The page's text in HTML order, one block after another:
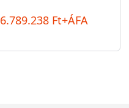
6.789.238 Ft+ÁFA